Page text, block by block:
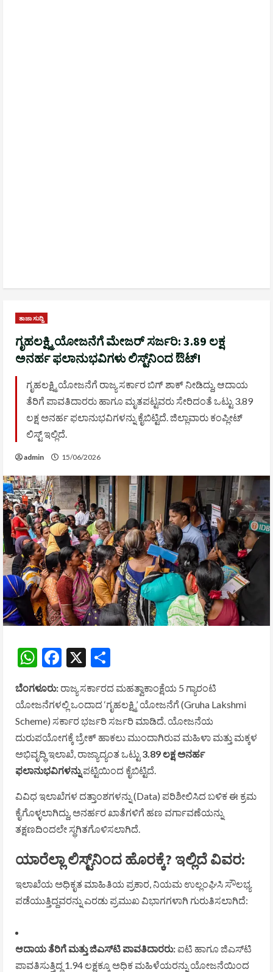
ತಾಜಾ ಸುದ್ದಿ
ಗೃಹಲಕ್ಷ್ಮಿ ಯೋಜನೆಗೆ ಮೇಜರ್ ಸರ್ಜರಿ: 3.89 ಲಕ್ಷ
ಅನರ್ಹ ಫಲಾನುಭವಿಗಳು ಲಿಸ್ಟ್‌ನಿಂದ ಔಟ್!
ಗೃಹಲಕ್ಷ್ಮಿ ಯೋಜನೆಗೆ ರಾಜ್ಯ ಸರ್ಕಾರ ಬಿಗ್ ಶಾಕ್ ನೀಡಿದ್ದು, ಆದಾಯ
ತೆರಿಗೆ ಪಾವತಿದಾರರು ಹಾಗೂ ಮೃತಪಟ್ಟವರು ಸೇರಿದಂತೆ ಒಟ್ಟು 3.89
ಲಕ್ಷ ಅನರ್ಹ ಫಲಾನುಭವಿಗಳನ್ನು ಕೈಬಿಟ್ಟಿದೆ. ಜಿಲ್ಲಾವಾರು ಕಂಪ್ಲೀಟ್
ಲಿಸ್ಟ್ ಇಲ್ಲಿದೆ.
admin 15/06/2026
WhatsApp
Facebook
X
ಬೆಂಗಳೂರು: ರಾಜ್ಯ ಸರ್ಕಾರದ ಮಹತ್ವಾಕಾಂಕ್ಷೆಯ 5 ಗ್ಯಾರಂಟಿ
ಯೋಜನೆಗಳಲ್ಲಿ ಒಂದಾದ ‘ಗೃಹಲಕ್ಷ್ಮಿ’ ಯೋಜನೆಗೆ (Gruha Lakshmi
Scheme) ಸರ್ಕಾರ ಭರ್ಜರಿ ಸರ್ಜರಿ ಮಾಡಿದೆ. ಯೋಜನೆಯ
ದುರುಪಯೋಗಕ್ಕೆ ಬ್ರೇಕ್ ಹಾಕಲು ಮುಂದಾಗಿರುವ ಮಹಿಳಾ ಮತ್ತು ಮಕ್ಕಳ
ಅಭಿವೃದ್ಧಿ ಇಲಾಖೆ, ರಾಜ್ಯಾದ್ಯಂತ ಒಟ್ಟು 3.89 ಲಕ್ಷ ಅನರ್ಹ
ಫಲಾನುಭವಿಗಳನ್ನುಪಟ್ಟಿಯಿಂದ ಕೈಬಿಟ್ಟಿದೆ.
ವಿವಿಧ ಇಲಾಖೆಗಳ ದತ್ತಾಂಶಗಳನ್ನು (Data) ಪರಿಶೀಲಿಸಿದ ಬಳಿಕ ಈ ಕ್ರಮ
ಕೈಗೊಳ್ಳಲಾಗಿದ್ದು, ಅನರ್ಹರ ಖಾತೆಗಳಿಗೆ ಹಣ ವರ್ಗಾವಣೆಯನ್ನು
ತಕ್ಷಣದಿಂದಲೇ ಸ್ಥಗಿತಗೊಳಿಸಲಾಗಿದೆ.
ಯಾರೆಲ್ಲಾ ಲಿಸ್ಟ್‌ನಿಂದ ಹೊರಕ್ಕೆ? ಇಲ್ಲಿದೆ ವಿವರ:
ಇಲಾಖೆಯ ಅಧಿಕೃತ ಮಾಹಿತಿಯ ಪ್ರಕಾರ, ನಿಯಮ ಉಲ್ಲಂಘಿಸಿ ಸೌಲಭ್ಯ
ಪಡೆಯುತ್ತಿದ್ದವರನ್ನು ಎರಡು ಪ್ರಮುಖ ವಿಭಾಗಗಳಾಗಿ ಗುರುತಿಸಲಾಗಿದೆ:
ಆದಾಯ ತೆರಿಗೆ ಮತ್ತು ಜಿಎಸ್‌ಟಿ ಪಾವತಿದಾರರು: ಐಟಿ ಹಾಗೂ ಜಿಎಸ್‌ಟಿ
ಪಾವತಿಸುತ್ತಿದ್ದ 1.94 ಲಕ್ಷಕ್ಕೂ ಅಧಿಕ ಮಹಿಳೆಯರನ್ನು ಯೋಜನೆಯಿಂದ